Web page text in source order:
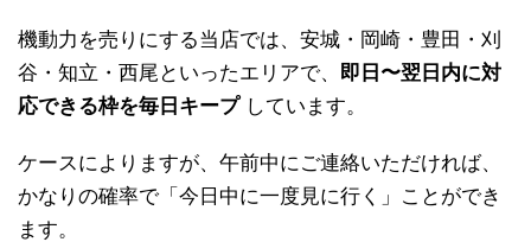
機動力を売りにする当店では、安城・岡崎・豊田・刈
谷・知立・西尾といったエリアで、 即日〜翌日内に対
応できる枠を毎日キープしています。
ケースによりますが、午前中にご連絡いただければ、
かなりの確率で「今日中に一度見に行く」ことができ
ます。